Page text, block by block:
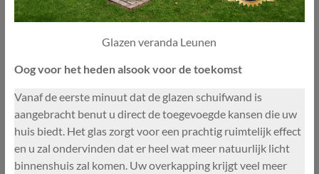
Glazen veranda Leunen
Oog voor het heden alsook voor de toekomst
Vanaf de eerste minuut dat de glazen schuifwand is
aangebracht benut u direct de toegevoegde kansen die uw
huis biedt. Het glas zorgt voor een prachtig ruimtelijk effect
en u zal ondervinden dat er heel wat meer natuurlijk licht
binnenshuis zal komen. Uw overkapping krijgt veel meer